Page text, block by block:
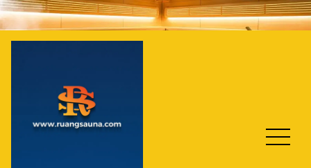
Skip
to
content